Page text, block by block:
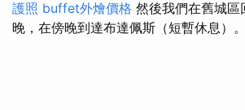
護照 buffet外燴價格 然後我們在舊城區
晚，在傍晚到達布達佩斯（短暫休息）。